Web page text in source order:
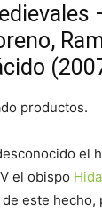
productos.
el
el obispo
este hecho,